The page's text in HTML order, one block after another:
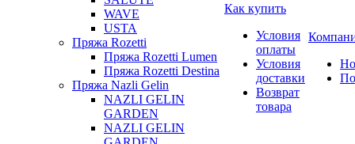
WAVE
USTA
Пряжа Rozetti
Пряжа Rozetti Lumen
Пряжа Rozetti Destina
Пряжа Nazli Gelin
NAZLI GELIN
GARDEN
NAZLI GELIN
Как купить
Условия
оплаты
Условия
доставки
Возврат
товара